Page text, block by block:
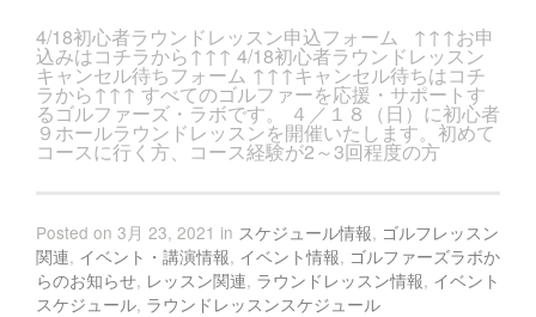
4/18初心者ラウンドレッスン申込フォーム ↑↑↑お申
込みはコチラから↑↑↑ 4/18初心者ラウンドレッスン
キャンセル待ちフォーム ↑↑↑キャンセル待ちはコチ
ラから↑↑↑ すべてのゴルファーを応援・サポートす
るゴルファーズ・ラボです。 ４／１８（日）に初心者
９ホールラウンドレッスンを開催いたします。初めて
コースに行く方、コース経験が2～3回程度の方
Posted on 3月 23, 2021 in スケジュール情報, ゴルフレッスン
関連, イベント・講演情報, イベント情報, ゴルファーズラボか
らのお知らせ, レッスン関連, ラウンドレッスン情報, イベント
スケジュール, ラウンドレッスンスケジュール